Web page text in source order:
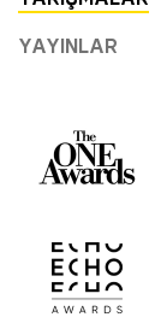
YAYINLAR